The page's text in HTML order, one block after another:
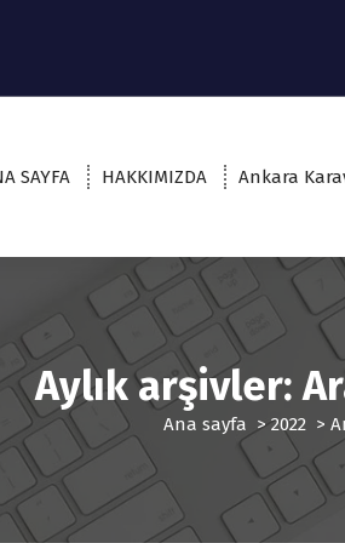
SAYFA HAKKIMIZDA Ankara
Aylık arşivler:
Ana sayfa > 2022>